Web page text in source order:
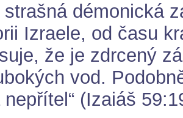
strašná démonická
Izraele, od času
že je zdrcený
vod.
nepřítel“ (Izaiáš